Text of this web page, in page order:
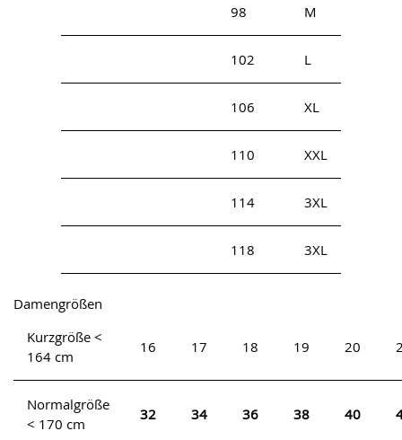
98 M
102 L
106 XL
110 XXL
114 3XL
118 3XL
Damengrößen
Kurzgröße <
164 cm
16 17 18 19 20
Normalgröße
< 170 cm
32 34 36 38 40